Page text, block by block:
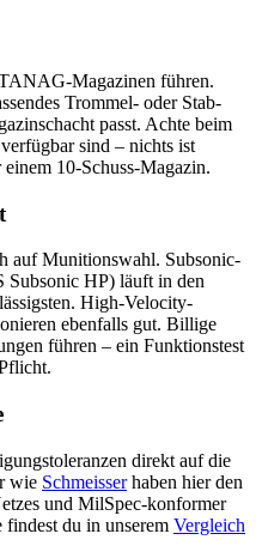
Magazinen führen.
Trommel- oder Stab-
passt. Achte beim
verfügbar sind – nichts ist
10-Schuss-Magazin.
auf Munitionswahl. Subsonic-
HP) läuft in den
High-Velocity-
ebenfalls gut. Billige
führen – ein Funktionstest
direkt auf die
wie Schmeisserhaben hier den
und MilSpec-konformer
du in unserem Vergleich